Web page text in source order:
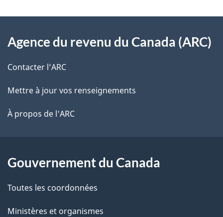
l
s
l
a
a
g
e
o
t
r
e
é
t
a
t
i
propos
de
ce
site
Agence du revenu du Canada (ARC)
Contacter l’ARC
Mettre à jour vos renseignements
À propos de l'ARC
Gouvernement du Canada
Toutes les coordonnées
Ministères et organismes